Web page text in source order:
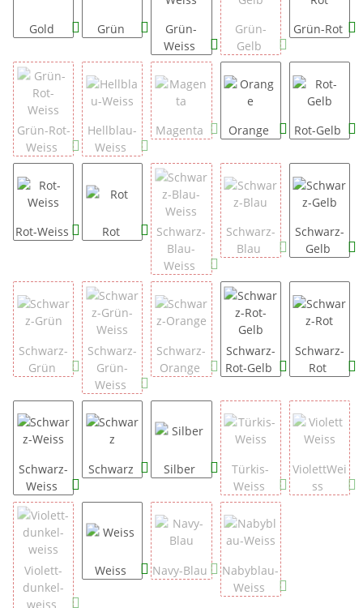
Gold Grün
Grün-
Weiss
Grün-
Gelb
Grün-Rot
Grün-Rot-
Weiss
Hellblau-
Weiss
Magenta Orange Rot-Gelb
Rot-Weiss Rot
Schwarz-
Blau-
Weiss
Schwarz-
Blau
Schwarz-
Gelb
Schwarz-
Grün
Schwarz-
Grün-
Weiss
Schwarz-
Orange
Schwarz-
Rot-Gelb
Schwarz-
Rot
Schwarz-
Weiss
Schwarz Silber
Türkis-
Weiss
ViolettWei
ss
Violett-
dunkel-
weiss
Weiss Navy-Blau
Nabyblau-
Weiss